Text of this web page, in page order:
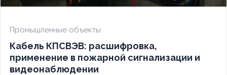
Промышленные объекты
Кабель КПСВЭВ: расшифровка,
применение в пожарной сигнализации и
видеонаблюдении